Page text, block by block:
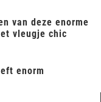
van deze enorme
vleugje chic
enorm